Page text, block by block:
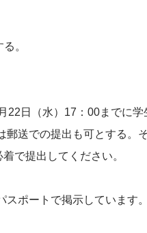
。
日（水）17：00までに学
送での提出も可とする。
で提出してください。
ポートで掲示しています